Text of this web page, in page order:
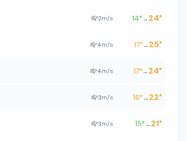
2m/s 14°→24°
4m/s 17°→25°
4m/s 17°→24°
3m/s 16°→22°
3m/s 15°→21°